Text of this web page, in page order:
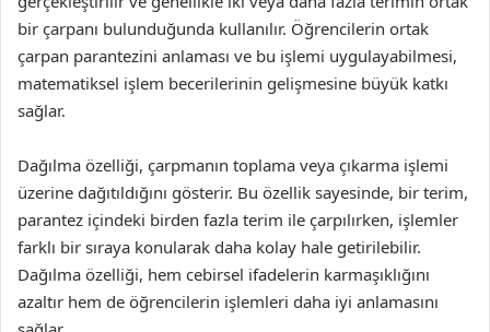
bir çarpanı bulunduğunda kullanılır. Öğrencilerin ortak
çarpan parantezini anlaması ve bu işlemi uygulayabilmesi,
matematiksel işlem becerilerinin gelişmesine büyük katkı
sağlar.
Dağılma özelliği, çarpmanın toplama veya çıkarma işlemi
üzerine dağıtıldığını gösterir. Bu özellik sayesinde, bir terim,
parantez içindeki birden fazla terim ile çarpılırken, işlemler
farklı bir sıraya konularak daha kolay hale getirilebilir.
Dağılma özelliği, hem cebirsel ifadelerin karmaşıklığını
azaltır hem de öğrencilerin işlemleri daha iyi anlamasını